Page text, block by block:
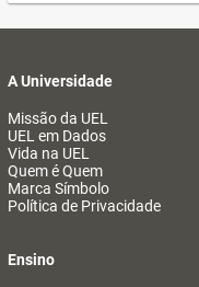
A Universidade
Missão da UEL
UEL em Dados
Vida na UEL
Quem é Quem
Marca Símbolo
Política de Privacidade
Ensino